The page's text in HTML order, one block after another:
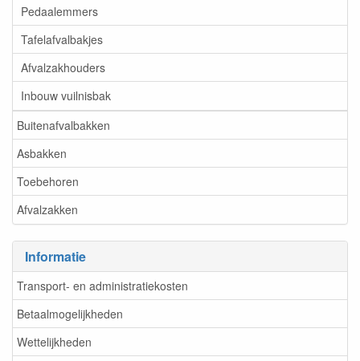
Pedaalemmers
Tafelafvalbakjes
Afvalzakhouders
Inbouw vuilnisbak
Buitenafvalbakken
Asbakken
Toebehoren
Afvalzakken
Informatie
Transport- en administratiekosten
Betaalmogelijkheden
Wettelijkheden